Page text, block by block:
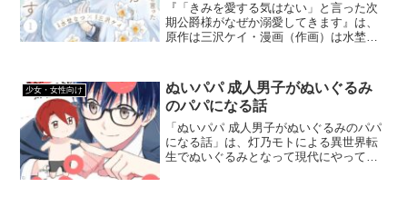
『「きみを愛する気はない」と言った次
期公爵様がなぜか溺愛してきます』は、
原作は三沢ケイ・漫画（作画）は水埜な
喚もない作品ですが、異世界風に感じら
れる作品です。
少女・女性向け
ぬいパパ 成人男子がぬいぐるみ
のパパになる話
「ぬいパパ 成人男子がぬいぐるみのパパ
になる話」は、灯乃モトによる異世界転
生でぬいぐるみとなって現代にやってき